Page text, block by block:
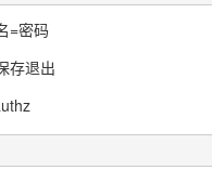
=密码
存退出